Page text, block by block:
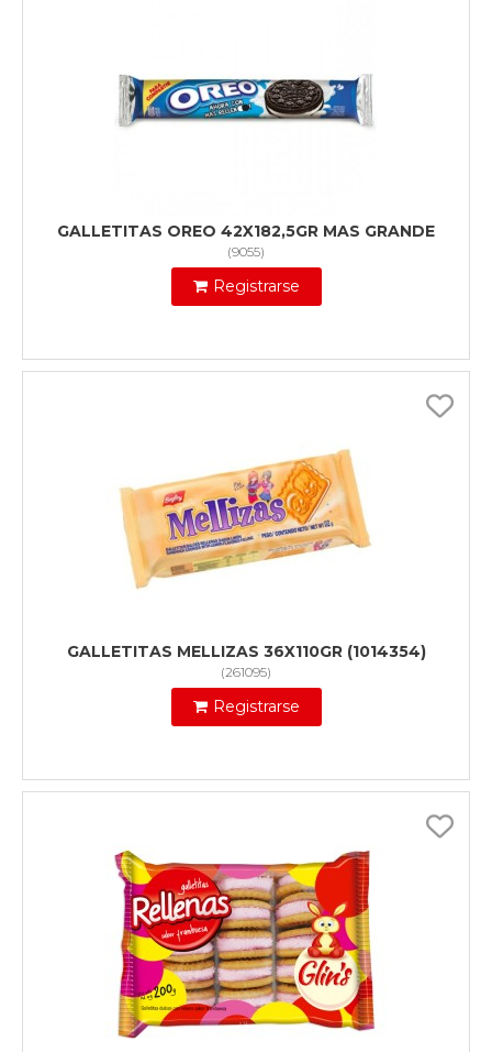
GALLETITAS OREO 42X182,5GR MAS GRANDE
(9055)
Registrarse
GALLETITAS MELLIZAS 36X110GR (1014354)
(261095)
Registrarse